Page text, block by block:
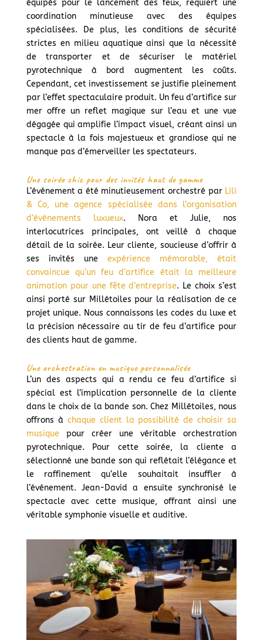
équipés pour le lancement des feux, requiert une
coordination minutieuse avec des équipes
spécialisées. De plus, les conditions de sécurité
strictes en milieu aquatique ainsi que la nécessité
de transporter et de sécuriser le matériel
pyrotechnique à bord augmentent les coûts.
Cependant, cet investissement se justifie pleinement
par l’effet spectaculaire produit. Un feu d’artifice sur
mer offre un reflet magique sur l’eau et une vue
dégagée qui amplifie l’impact visuel, créant ainsi un
spectacle à la fois majestueux et grandiose qui ne
manque pas d’émerveiller les spectateurs.
Une soirée chic pour des invités haut de gamme
L’événement a été minutieusement orchestré par Lili
& Co, une agence spécialisée dans l’organisation
d’événements luxueux. Nora et Julie, nos
interlocutrices principales, ont veillé à chaque
détail de la soirée. Leur cliente, soucieuse d’offrir à
ses invités uneexpérience mémorable, était
convaincue qu’un feu d’artifice était la meilleure
animation pour une fête d’entreprise. Le choix s’est
ainsi porté sur Millétoiles pour la réalisation de ce
projet unique. Nous connaissons les codes du luxe et
la précision nécessaire au tir de feu d’artifice pour
des clients haut de gamme.
Une orchestration en musique personnalisée
L’un des aspects qui a rendu ce feu d’artifice si
spécial est l’implication personnelle de la cliente
dans le choix de la bande son. Chez Millétoiles, nous
offrons à chaque client la possibilité de choisir sa
musique pour créer une véritable orchestration
pyrotechnique. Pour cette soirée, la cliente a
sélectionné une bande son qui reflétait l’élégance et
le raffinement qu’elle souhaitait insuffler à
l’événement. Jean-David a ensuite synchronisé le
spectacle avec cette musique, offrant ainsi une
véritable symphonie visuelle et auditive.